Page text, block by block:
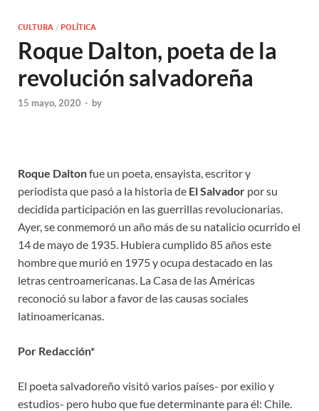
CULTURA / POLÍTICA
Roque Dalton, poeta de la
revolución salvadoreña
15 mayo, 2020 - by
Roque Daltonfue un poeta, ensayista, escritor y
periodista que pasó a la historia de El Salvador por su
decidida participación en las guerrillas revolucionarias.
Ayer, se conmemoró un año más de su natalicio ocurrido el
14 de mayo de 1935. Hubiera cumplido 85 años este
hombre que murió en 1975 y ocupa destacado en las
letras centroamericanas. La Casa de las Américas
reconoció su labor a favor de las causas sociales
latinoamericanas.
Por Redacción*
El poeta salvadoreño visitó varios países- por exilio y
estudios- pero hubo que fue determinante para él: Chile.